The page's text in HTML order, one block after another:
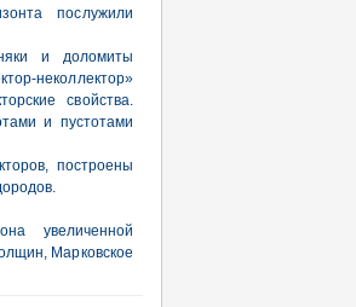
послужили
и доломиты
неколлектор»
свойства.
и пустотами
построены
увеличенной
Марковское